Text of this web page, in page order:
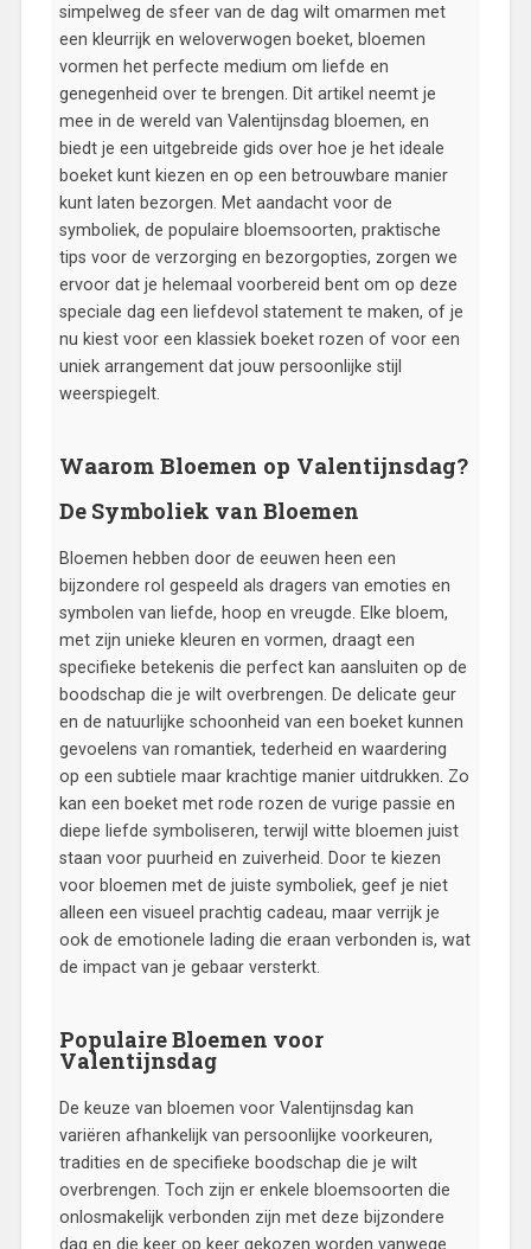
simpelweg de sfeer van de dag wilt omarmen met
een kleurrijk en weloverwogen boeket, bloemen
vormen het perfecte medium om liefde en
genegenheid over te brengen. Dit artikel neemt je
mee in de wereld van Valentijnsdag bloemen, en
biedt je een uitgebreide gids over hoe je het ideale
boeket kunt kiezen en op een betrouwbare manier
kunt laten bezorgen. Met aandacht voor de
symboliek, de populaire bloemsoorten, praktische
tips voor de verzorging en bezorgopties, zorgen we
ervoor dat je helemaal voorbereid bent om op deze
speciale dag een liefdevol statement te maken, of je
nu kiest voor een klassiek boeket rozen of voor een
uniek arrangement dat jouw persoonlijke stijl
weerspiegelt.
Waarom Bloemen op Valentijnsdag?
De Symboliek van Bloemen
Bloemen hebben door de eeuwen heen een
bijzondere rol gespeeld als dragers van emoties en
symbolen van liefde, hoop en vreugde. Elke bloem,
met zijn unieke kleuren en vormen, draagt een
specifieke betekenis die perfect kan aansluiten op de
boodschap die je wilt overbrengen. De delicate geur
en de natuurlijke schoonheid van een boeket kunnen
gevoelens van romantiek, tederheid en waardering
op een subtiele maar krachtige manier uitdrukken. Zo
kan een boeket met rode rozen de vurige passie en
diepe liefde symboliseren, terwijl witte bloemen juist
staan voor puurheid en zuiverheid. Door te kiezen
voor bloemen met de juiste symboliek, geef je niet
alleen een visueel prachtig cadeau, maar verrijk je
ook de emotionele lading die eraan verbonden is, wat
de impact van je gebaar versterkt.
Populaire Bloemen voor
Valentijnsdag
De keuze van bloemen voor Valentijnsdag kan
variëren afhankelijk van persoonlijke voorkeuren,
tradities en de specifieke boodschap die je wilt
overbrengen. Toch zijn er enkele bloemsoorten die
onlosmakelijk verbonden zijn met deze bijzondere